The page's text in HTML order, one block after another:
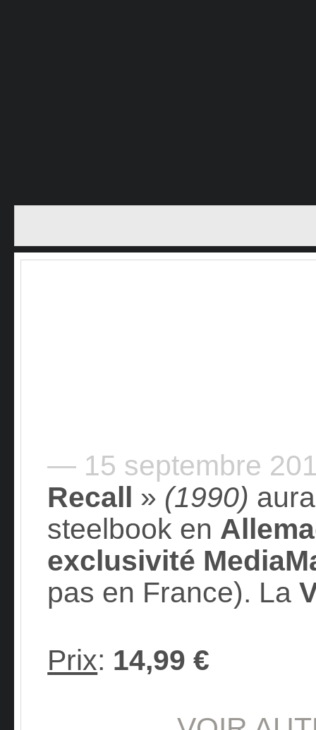
— 15 septembre
Recall
» (1990)
steelbook en
exclusivité
pas en France). La
Prix: 14,99 €